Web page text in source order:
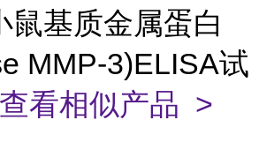
鼠基质金属蛋白
MMP-3)ELISA试
查看相似产品 >